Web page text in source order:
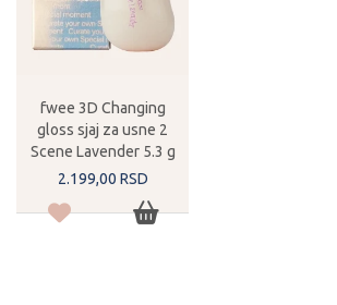
fwee 3D Changing
gloss sjaj za usne 2
Scene Lavender 5.3 g
2.199,00 RSD